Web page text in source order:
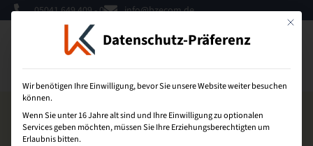
05041 649 409 - 0 info@bzecom.de
Mit
Datenschutz-Präferenz
Wir benötigen Ihre Einwilligung, bevor Sie unsere Website weiter besuchen
können.
Wenn Sie unter 16 Jahre alt sind und Ihre Einwilligung zu optionalen
Services geben möchten, müssen Sie Ihre Erziehungsberechtigten um
Erlaubnis bitten.